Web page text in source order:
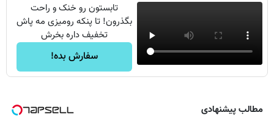
تابستون رو خنک و راحت
بگذرون! تا پنکه رومیزی مه پاش
تخفیف داره بخرش
سفارش بده!
مطالب پیشنهادی